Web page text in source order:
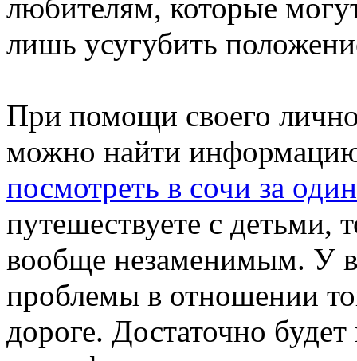
любителям, которые
лишь усугубить
При помощи своего
можно найти
посмотреть в сочи за
путешествуете с детьми,
вообще незаменимым. У
проблемы в отношении
дороге. Достаточно